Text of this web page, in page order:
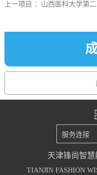
上一项目 ：山西医科大学第
天津锋尚智
TIANJIN FASHION